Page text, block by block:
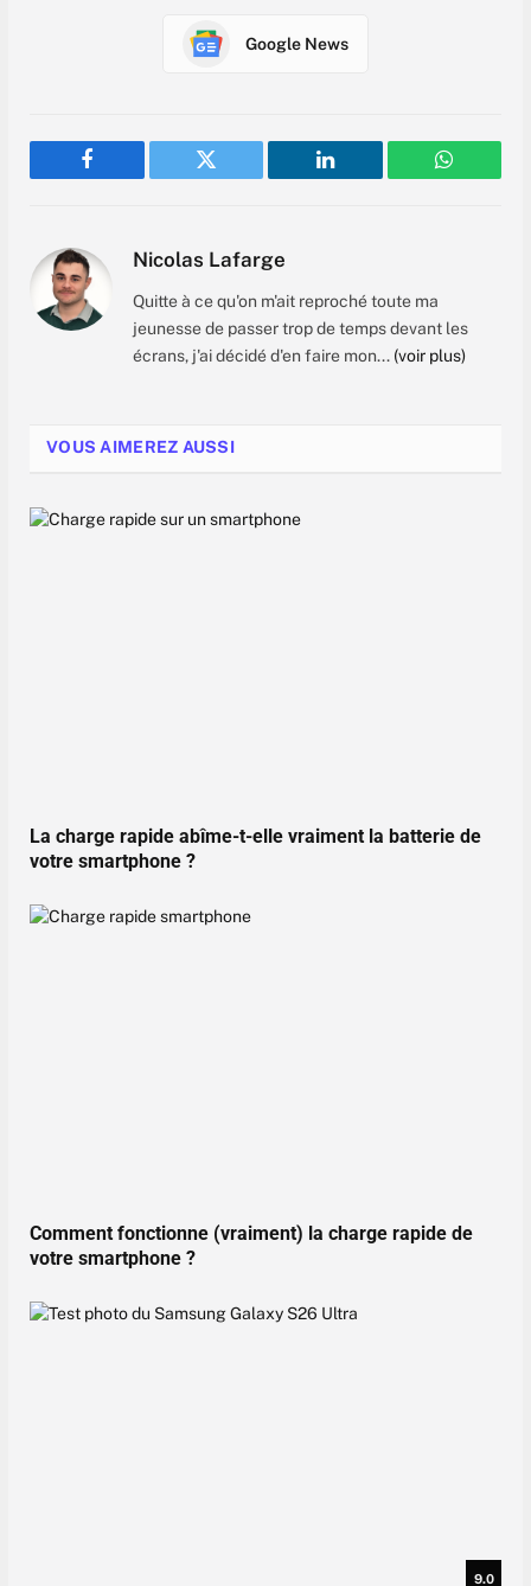
Google News
Facebook Twitter LinkedIn
Nicolas Lafarge
Quitte à ce qu'on m'ait reproché toute ma
jeunesse de passer trop de temps devant les
écrans, j'ai décidé d'en faire mon... (voir plus)
VOUS AIMEREZ AUSSI
La charge rapide abîme-t-elle vraiment la batterie de
votre smartphone ?
Comment fonctionne (vraiment) la charge rapide de
votre smartphone ?
9.0